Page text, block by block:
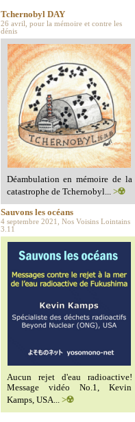
Tchernobyl DAY
26 avril, pour la mémoire et contre les
dénis
Déambulation en mémoire de la
catastrophe de Tchernobyl...>☢️
Sauvons les océans
4 septembre 2021, Nos Voisins Lointains
3.11
Aucun rejet d'eau radioactive!
Message vidéo No.1, Kevin
Kamps, USA...>☢️